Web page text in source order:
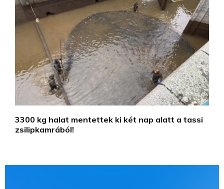
3300 kg halat mentettek ki két nap alatt a tassi
zsilipkamrából!